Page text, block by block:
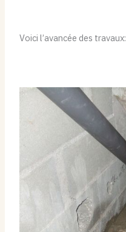
Voici l’avancée des travaux: